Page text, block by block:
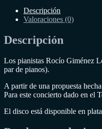
Descripción
Valoraciones (0)
Descripción
Los pianistas Rocío Giménez
par de pianos).
A partir de una propuesta
Para este concierto dado en el
El disco está disponible en